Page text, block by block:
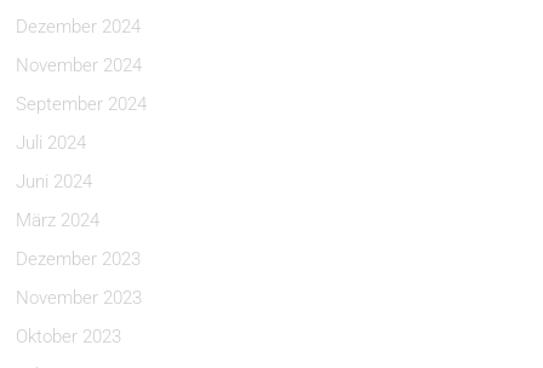
Dezember 2024
November 2024
September 2024
Juli 2024
Juni 2024
März 2024
Dezember 2023
November 2023
Oktober 2023